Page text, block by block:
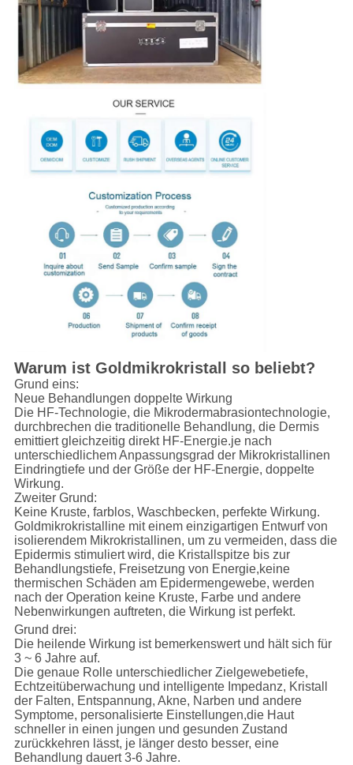
Warum ist Goldmikrokristall so beliebt?
Grund eins:
Neue Behandlungen doppelte Wirkung
Die HF-Technologie, die Mikrodermabrasiontechnologie,
durchbrechen die traditionelle Behandlung, die Dermis
emittiert gleichzeitig direkt HF-Energie.je nach
unterschiedlichem Anpassungsgrad der Mikrokristallinen
Eindringtiefe und der Größe der HF-Energie, doppelte
Wirkung.
Zweiter Grund:
Keine Kruste, farblos, Waschbecken, perfekte Wirkung.
Goldmikrokristalline mit einem einzigartigen Entwurf von
isolierendem Mikrokristallinen, um zu vermeiden, dass die
Epidermis stimuliert wird, die Kristallspitze bis zur
Behandlungstiefe, Freisetzung von Energie,keine
thermischen Schäden am Epidermengewebe, werden
nach der Operation keine Kruste, Farbe und andere
Nebenwirkungen auftreten, die Wirkung ist perfekt.
Grund drei:
Die heilende Wirkung ist bemerkenswert und hält sich für
3 ~ 6 Jahre auf.
Die genaue Rolle unterschiedlicher Zielgewebetiefe,
Echtzeitüberwachung und intelligente Impedanz, Kristall
der Falten, Entspannung, Akne, Narben und andere
Symptome, personalisierte Einstellungen,die Haut
schneller in einen jungen und gesunden Zustand
zurückkehren lässt, je länger desto besser, eine
Behandlung dauert 3-6 Jahre.